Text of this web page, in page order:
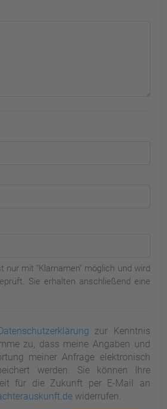
nur mit "Klarnamen" möglich und wird
Sie erhalten anschließend eine
zur Kenntnis
zu, dass meine Angaben und
meiner Anfrage elektronisch
werden. Sie können Ihre
für die Zukunft per E-Mail an
widerrufen.